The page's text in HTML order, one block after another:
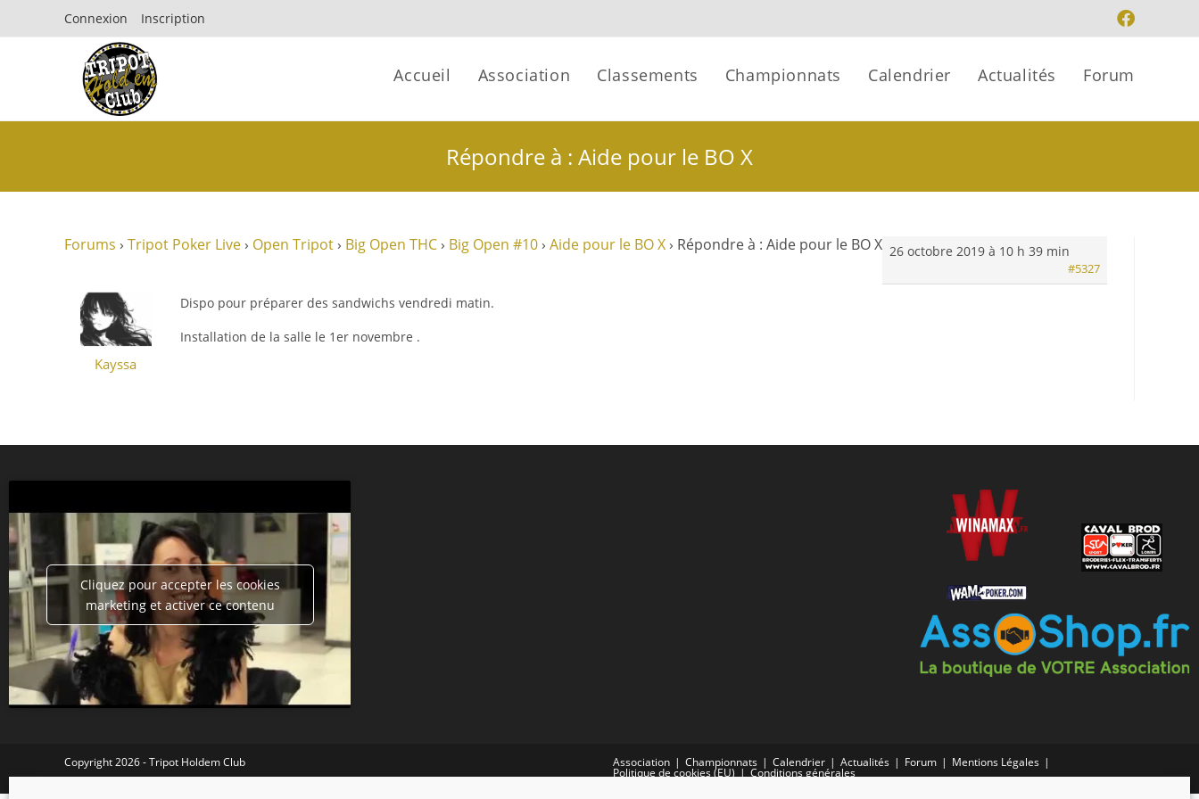
Connexion Inscription
Accueil Association Classements Championnats Calendrier Actualités Forum
Répondre à : Aide pour le BO X
Forums › Tripot Poker Live › Open Tripot › Big Open THC › Big Open #10 › Aide pour le BO X › Répondre à : Aide pour le BO X 26 octobre 2019 à 10 h 39 min
#5327
Kayssa
Dispo pour préparer des sandwichs vendredi matin.
Installation de la salle le 1er novembre .
Cliquez pour accepter les cookies
marketing et activer ce contenu
Association Championnats Calendrier Actualités Forum Mentions Légales
Politique de cookies (EU) Conditions générales
Copyright 2026 - Tripot Holdem Club